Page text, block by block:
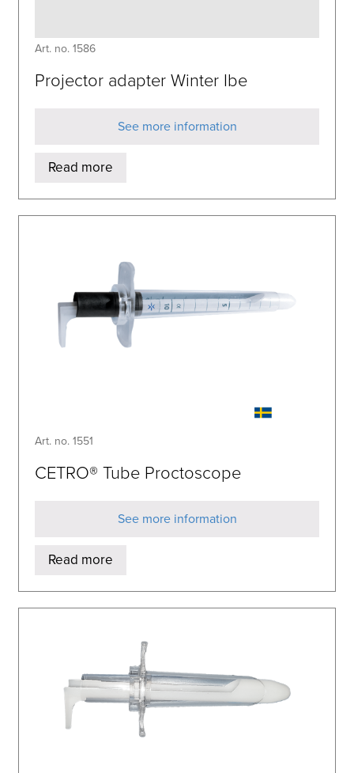
Art. no. 1586
Projector adapter Winter Ibe
See more information
Read more
Art. no. 1551
CETRO® Tube Proctoscope
See more information
Read more